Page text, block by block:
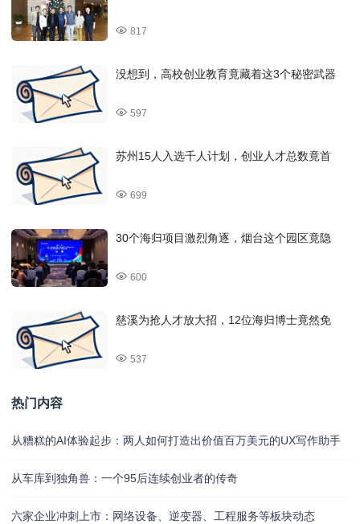
817
没想到，高校创业教育竟藏着这3个秘密武器
597
苏州15人入选千人计划，创业人才总数竟首
699
30个海归项目激烈角逐，烟台这个园区竟隐
600
慈溪为抢人才放大招，12位海归博士竟然免
537
热门内容
从糟糕的AI体验起步：两人如何打造出价值百万美元的UX写作助手
从车库到独角兽：一个95后连续创业者的传奇
六家企业冲刺上市：网络设备、逆变器、工程服务等板块动态